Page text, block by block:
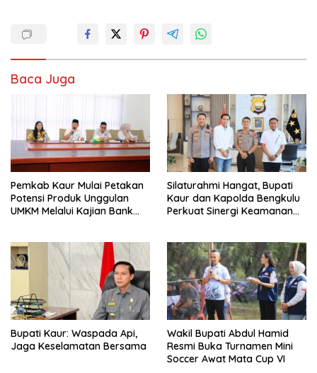
Baca Juga
Pemkab Kaur Mulai Petakan
Potensi Produk Unggulan
UMKM Melalui Kajian Bank
Silaturahmi Hangat, Bupati
Kaur dan Kapolda Bengkulu
Perkuat Sinergi Keamanan
Bupati Kaur: Waspada Api,
Jaga Keselamatan Bersama
Wakil Bupati Abdul Hamid
Resmi Buka Turnamen Mini
Soccer Awat Mata Cup VI